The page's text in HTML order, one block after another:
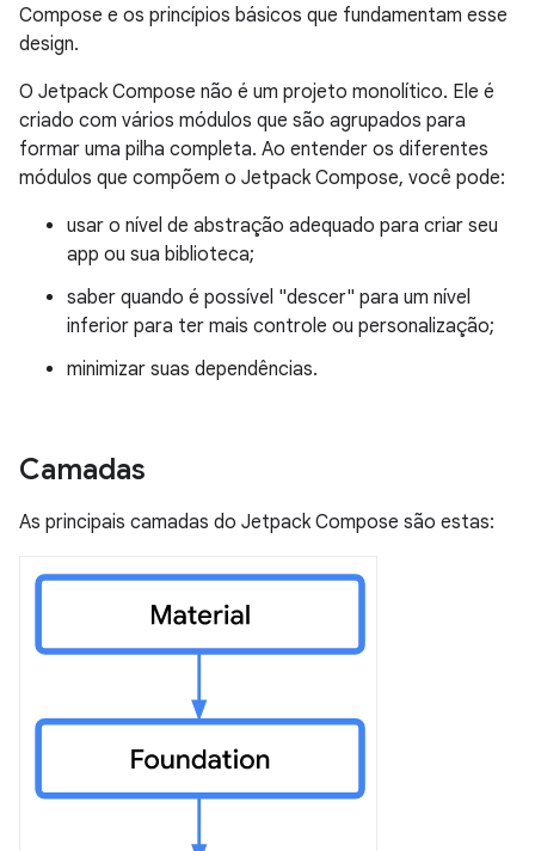
Compose e os princípios básicos que fundamentam esse
design.
O Jetpack Compose não é um projeto monolítico. Ele é
criado com vários módulos que são agrupados para
formar uma pilha completa. Ao entender os diferentes
módulos que compõem o Jetpack Compose, você pode:
usar o nível de abstração adequado para criar seu
app ou sua biblioteca;
saber quando é possível "descer" para um nível
inferior para ter mais controle ou personalização;
minimizar suas dependências.
Camadas
As principais camadas do Jetpack Compose são estas: